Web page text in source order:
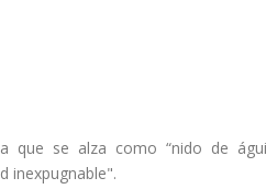
que se alza como “nido de
inexpugnable".